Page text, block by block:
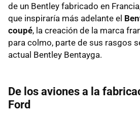
de un Bentley fabricado en
que inspiraría más adelante el
coupé, la creación de la marca
para colmo, parte de sus rasgos
actual Bentley Bentayga.
De los aviones a la
Ford